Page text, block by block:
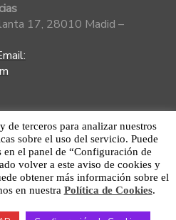
17, 28010 Madid –
de la Asociación Española de
de terceros para analizar nuestros
sobre el uso del servicio. Puede
el panel de “Configuración de
volver a este aviso de cookies y
obtener más información sobre el
en nuestra Política de Cookies.